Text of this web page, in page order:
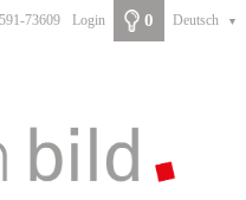
73609 Login 0 Deutsch ▼